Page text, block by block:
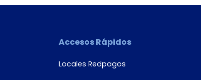
País
Accesos Rápidos
Locales Redpagos